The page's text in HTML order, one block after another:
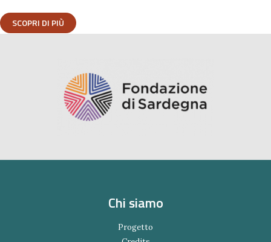
SCOPRI DI PIÙ
Chi siamo
Progetto